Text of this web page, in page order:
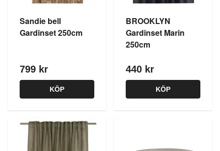
Sandie bell
Gardinset 250cm
799 kr
KÖP
BROOKLYN
Gardinset Marin
250cm
440 kr
KÖP